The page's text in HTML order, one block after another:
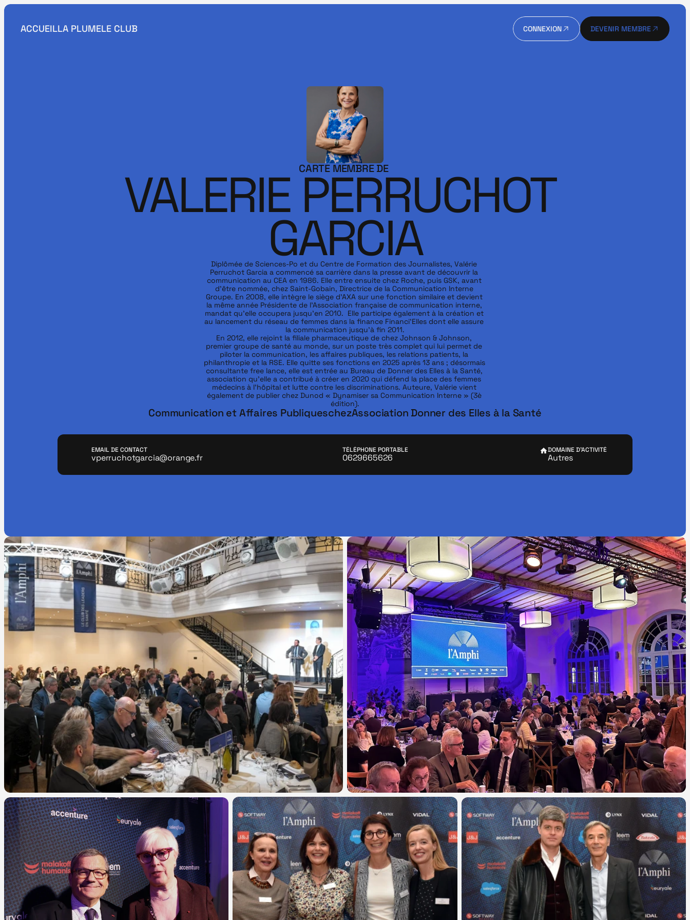
ACCUEILLA PLUMELE CLUB
CONNEXION
DEVENIR MEMBRE
CARTE MEMBRE DE
VALERIE PERRUCHOT
GARCIA
Diplômée de Sciences-Po et du Centre de Formation des Journalistes, Valérie
Perruchot Garcia a commencé sa carrière dans la presse avant de découvrir la
communication au CEA en 1986. Elle entre ensuite chez Roche, puis GSK, avant
d’être nommée, chez Saint-Gobain, Directrice de la Communication Interne
Groupe. En 2008, elle intègre le siège d’AXA sur une fonction similaire et devient
la même année Présidente de l’Association française de communication interne,
mandat qu’elle occupera jusqu’en 2010.  Elle participe également à la création et
au lancement du réseau de femmes dans la finance Financi’Elles dont elle assure
la communication jusqu’à fin 2011.
En 2012, elle rejoint la filiale pharmaceutique de chez Johnson & Johnson,
premier groupe de santé au monde, sur un poste très complet qui lui permet de
piloter la communication, les affaires publiques, les relations patients, la
philanthropie et la RSE. Elle quitte ses fonctions en 2025 après 13 ans ; désormais
consultante free lance, elle est entrée au Bureau de Donner des Elles à la Santé,
association qu’elle a contribué à créer en 2020 qui défend la place des femmes
médecins à l’hôpital et lutte contre les discriminations. Auteure, Valérie vient
également de publier chez Dunod « Dynamiser sa Communication Interne » (3è
Communication et Affaires PubliqueschezAssociation Donner des Elles à la Santé
EMAIL DE CONTACT
vperruchotgarcia@orange.fr
TÉLÉPHONE PORTABLE
0629665626
DOMAINE D'ACTIVITÉ
Autres